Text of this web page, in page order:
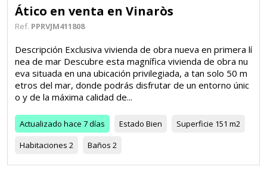
Ático en venta en Vinaròs
Ref. PPRVJM411808
Descripción Exclusiva vivienda de obra nueva en primera lí
nea de mar Descubre esta magnífica vivienda de obra nu
eva situada en una ubicación privilegiada, a tan solo 50 m
etros del mar, donde podrás disfrutar de un entorno únic
o y de la máxima calidad de...
Actualizado hace 7 días Estado Bien Superficie 151 m2
Habitaciones 2 Baños 2